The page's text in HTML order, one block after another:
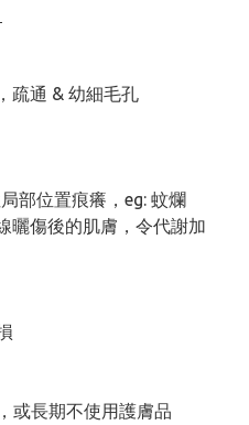
疏通 & 幼細毛孔
部位置痕癢，eg: 蚊爛
曬傷後的肌膚，令代謝加
或長期不使用護膚品